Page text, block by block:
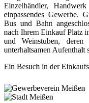
Einzelhändler,
einpassendes Gewerbe.
Bus und Bahn
nach Ihrem Einkauf Platz
und Weinstuben,
unterhaltsamen Aufenthalt
Ein Besuch in der